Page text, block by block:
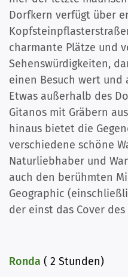
Dorfkern verfügt über
charmante Plätze und
Sehenswürdigkeiten,
einen Besuch wert
Etwas außerhalb des
Gitanos mit Gräbern
hinaus bietet die
verschiedene schöne
Naturliebhaber und
auch den berühmten
Geographic
der einst das Cover
Ronda ( 2 Stunden)